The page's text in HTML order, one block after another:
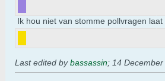
Ik hou niet van stomme pollvragen
Last edited bybassassin; 14